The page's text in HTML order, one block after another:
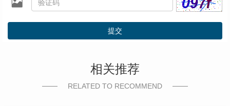
提交
相关推荐
RELATED TO RECOMMEND